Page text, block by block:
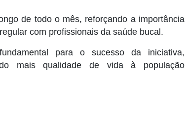
de todo o mês, reforçando a importância
com profissionais da saúde bucal.
para o sucesso da iniciativa,
mais qualidade de vida à população